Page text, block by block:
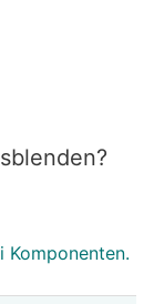
Komponenten.